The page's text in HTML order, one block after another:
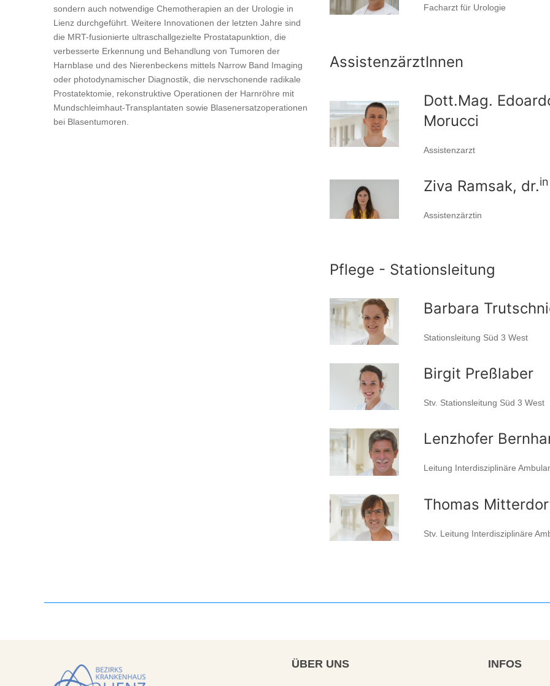
sondern auch notwendige Chemotherapien an der Urologie in
Lienz durchgeführt. Weitere Innovationen der letzten Jahre sind
die MRT-fusionierte ultraschallgezielte Prostatapunktion, die
verbesserte Erkennung und Behandlung von Tumoren der
Harnblase und des Nierenbeckens mittels Narrow Band Imaging
oder photodynamischer Diagnostik, die nervschonende radikale
Prostatektomie, rekonstruktive Operationen der Harnröhre mit
Mundschleimhaut-Transplantaten sowie Blasenersatzoperationen
bei Blasentumoren.
Facharzt für Urologie
AssistenzärztInnen
Dott.Mag.
Morucci
Assistenzarzt
Ziva Ramsak, dr.in
Assistenzärztin
Pflege - Stationsleitung
Barbara
Stationsleitung Süd 3 West
Birgit Preßlaber
Stv. Stationsleitung Süd 3 West
Lenzhofer
Leitung Interdisziplinäre
Thomas
Stv. Leitung Interdisziplinäre
ÜBER UNS INFOS